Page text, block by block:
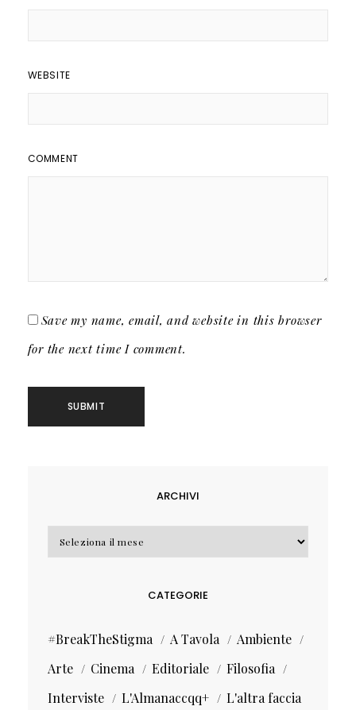
WEBSITE
COMMENT
Save my name, email, and website in this browser
for the next time I comment.
ARCHIVI
Archivi
CATEGORIE
#BreakTheStigma A Tavola
Ambiente
Arte
Cinema Editoriale
Filosofia
Interviste
L'Almanaccqq+
L'altra faccia